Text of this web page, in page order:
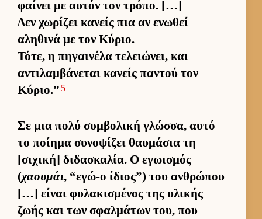
φαί­νει με αυ­τόν τον τρόπο. […]
Δεν χωρίζει κανείς πια αν ενωθεί
αληθινά με τον Κύριο.
Τότε, η πηγαι­νέλα τελειώνει, και
αντιλαμ­βάνεται κανείς παντού τον
Κύριο.” 5
Σε μια πολύ συμ­βολική γλώσ­σα, αυτό
το ποί­ημα συνοψίζει θαυ­μάσια τη
[σιχική] διδασκαλία. Ο εγωισμός
(χαουμάι, “εγώ-ο ίδιο­ς”) του αν­θρώπου
[…] εί­ναι φυλακισμένος της υλικής
ζωής και των σφαλ­μάτων του, που